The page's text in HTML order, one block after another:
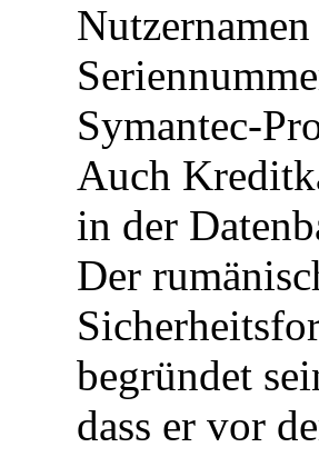
Symantec-
Auch
in der
Der
begründet
dass er vor